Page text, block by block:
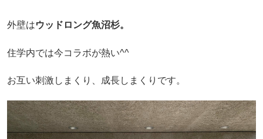
外壁はウッドロング魚沼杉。
住学内では今コラボが熱い^^
お互い刺激しまくり、成長しまくりです。